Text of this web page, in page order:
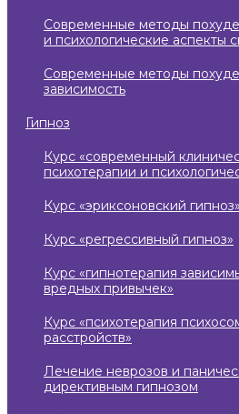
современные методы похудения: подбор диет
и психологические аспекты
современные методы похудения: пищевая
зависимость
гипноз
курс «современный клинический гипноз в
психотерапии и
курс «эриксоновский гипноз»
курс «регрессивный гипноз»
курс «гипнотерапия зависимых состояний и
вредных привычек»
курс «психотерапия психосоматических
расстройств»
лечение неврозов и панических атак
директивным гипнозом